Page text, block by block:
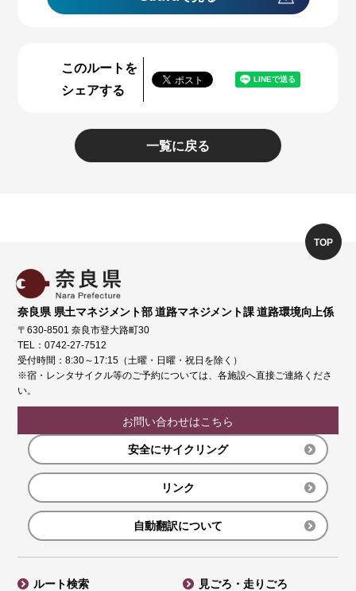
このルートを
シェアする
一覧に戻る
奈良県 県土マネジメント部 道路マネジメント課 道路環境向上係
〒630-8501 奈良市登大路町30
TEL：0742-27-7512
受付時間：8:30～17:15（土曜・日曜・祝日を除く）
※宿・レンタサイクル等のご予約については、各施設へ直接ご連絡くださ
い。
お問い合わせはこちら
安全にサイクリング
リンク
自動翻訳について
ルート検索 見ごろ・走りごろ
TOP